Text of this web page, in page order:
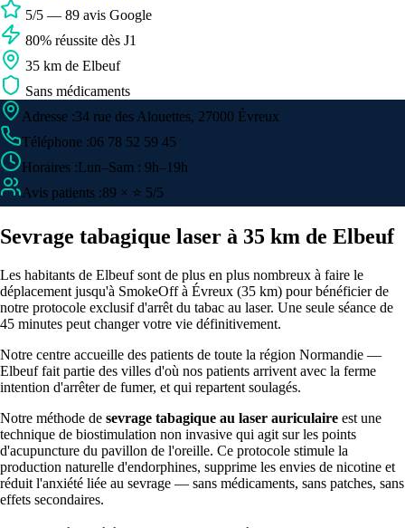
5/5 — 89 avis Google
80% réussite dès J1
35 km de Elbeuf
Sans médicaments
Adresse :34 rue des Alouettes, 27000 Évreux
Téléphone :06 78 52 59 45
Horaires :Lun–Sam : 9h–19h
Avis patients :89 × ⭐ 5/5
Sevrage tabagique laser à 35 km de Elbeuf
Les habitants de Elbeuf sont de plus en plus nombreux à faire le
déplacement jusqu'à SmokeOff à Évreux (35 km) pour bénéficier de
notre protocole exclusif d'arrêt du tabac au laser. Une seule séance de
45 minutes peut changer votre vie définitivement.
Notre centre accueille des patients de toute la région Normandie —
Elbeuf fait partie des villes d'où nos patients arrivent avec la ferme
intention d'arrêter de fumer, et qui repartent soulagés.
Notre méthode de sevrage tabagique au laser auriculaire est une
technique de biostimulation non invasive qui agit sur les points
d'acupuncture du pavillon de l'oreille. Ce protocole stimule la
production naturelle d'endorphines, supprime les envies de nicotine et
réduit l'anxiété liée au sevrage — sans médicaments, sans patches, sans
effets secondaires.